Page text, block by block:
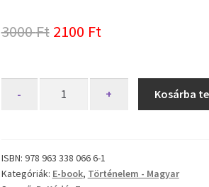
3000Ft Original
was:
2100 FtCurrent
is:
2100 Ft.
-
mennyiség
+ Kosárba
ISBN: 978 963 338 066 6-1
Kategóriák: E-book, Történelem - Magyar